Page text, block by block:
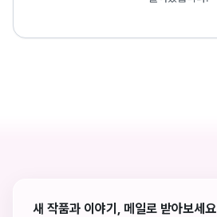
새 작품과 이야기, 메일로 받아보세요